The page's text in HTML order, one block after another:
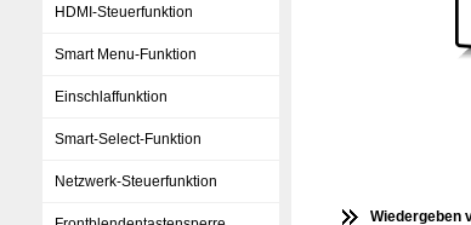
HDMI-Steuerfunktion
Smart Menu-Funktion
Einschlaffunktion
Smart-Select-Funktion
Netzwerk-Steuerfunktion
Wiedergeben